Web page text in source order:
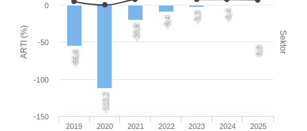
ARTI (%) Sektor
-55,6
-112,2
-20,8
-9,4 -3,3 -0,4
0,0
2019 2020 2021 2022 2023 2024 2025
-150
-100
-50
0